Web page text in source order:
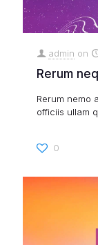
admin on
Rerum
Rerum nemo
officiis ullam
0